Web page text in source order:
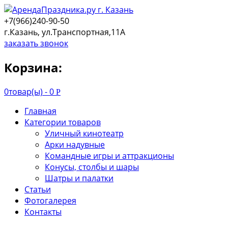
+7(966)240-90-50
г.Казань, ул.Транспортная,11А
заказать звонок
Корзина:
0товар(ы) -0 Р
Главная
Категории товаров
Уличный кинотеатр
Арки надувные
Командные игры и аттракционы
Конусы, столбы и шары
Шатры и палатки
Статьи
Фотогалерея
Контакты